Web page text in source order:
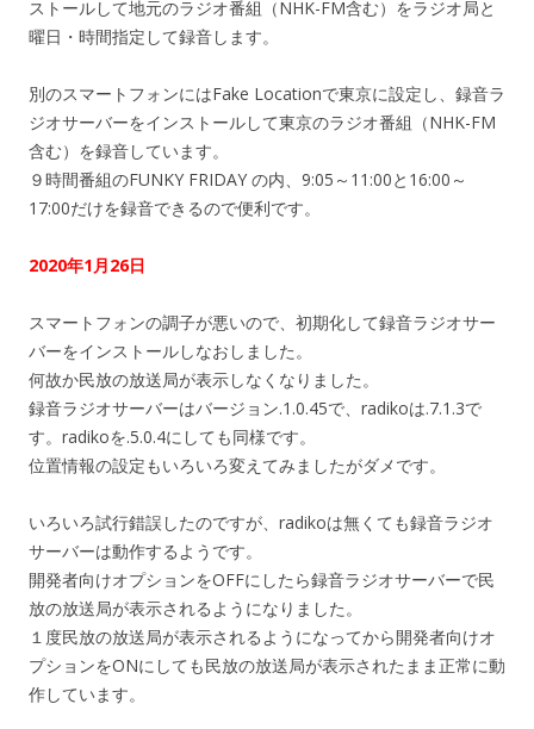
ストールして地元のラジオ番組（NHK-FM含む）をラジオ局と
曜日・時間指定して録音します。
別のスマートフォンにはFake Locationで東京に設定し、録音ラ
ジオサーバーをインストールして東京のラジオ番組（NHK-FM
含む）を録音しています。
９時間番組のFUNKY FRIDAY の内、9:05～11:00と16:00～
17:00だけを録音できるので便利です。
2020年1月26日
スマートフォンの調子が悪いので、初期化して録音ラジオサー
バーをインストールしなおしました。
何故か民放の放送局が表示しなくなりました。
録音ラジオサーバーはバージョン.1.0.45で、radikoは.7.1.3で
す。radikoを.5.0.4にしても同様です。
位置情報の設定もいろいろ変えてみましたがダメです。
いろいろ試行錯誤したのですが、radikoは無くても録音ラジオ
サーバーは動作するようです。
開発者向けオプションをOFFにしたら録音ラジオサーバーで民
放の放送局が表示されるようになりました。
１度民放の放送局が表示されるようになってから開発者向けオ
プションをONにしても民放の放送局が表示されたまま正常に動
作しています。